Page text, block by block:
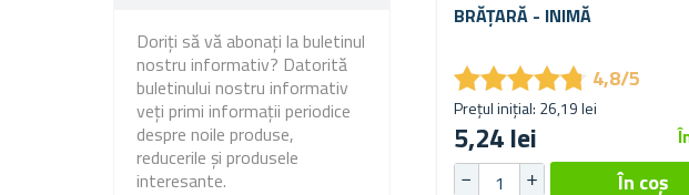
Doriți să vă abonați la buletinul
nostru informativ? Datorită
buletinului nostru informativ
veți primi informații periodice
despre noile produse,
reducerile și produsele
interesante.
BRĂȚARĂ - INIMĂ
★★★★★
★★★★★ 4,8/5
Prețul inițial: 26,19 lei
5,24 lei